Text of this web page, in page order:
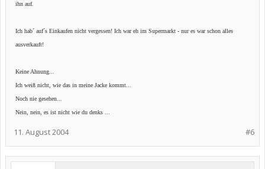
ihn auf.
Ich hab´ auf´s Einkaufen nicht vergessen! Ich war eh im Supermarkt - nur es war schon alles
ausverkauft!
Keine Ahnung...
Ich weiß nicht, wie das in meine Jacke kommt...
Noch nie gesehen...
Nein, nein, es ist nicht wie du denks ...
#6
11. August 2004